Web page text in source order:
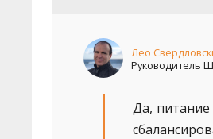
Лео
Руководитель
Да, питание